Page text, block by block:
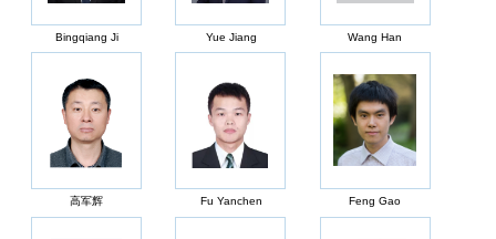
Bingqiang Ji Yue Jiang Wang Han
高军辉 Fu Yanchen Feng Gao